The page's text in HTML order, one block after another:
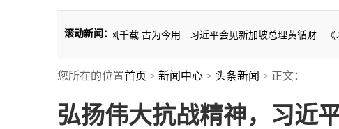
滚动新闻 ：
“三孔”：儒风千载 古为今用· 习近平会见新加坡总理黄循财·《习近平的
“三孔”：儒风千载 古为今用· 习近平会见新加坡总理黄循财 ·《习近平的文
您所在的位置首页 > 新闻中心 > 头条新闻 > 正文：
弘扬伟大抗战精神，习近